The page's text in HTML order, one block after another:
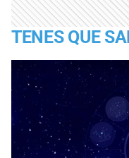
TENES QUE